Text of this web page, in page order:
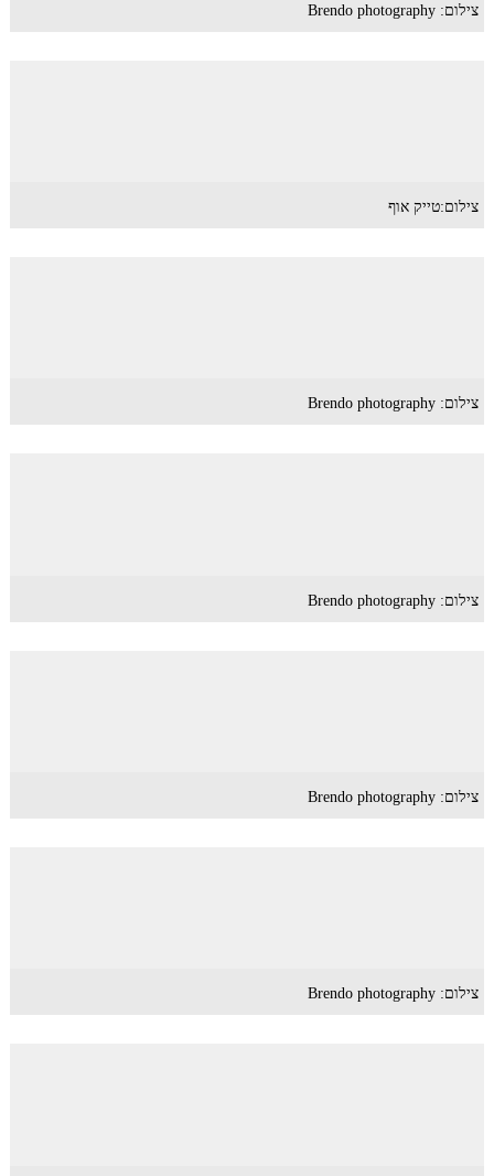
צילום: Brendo photography
צילום:טייק אוף
צילום: Brendo photography
צילום: Brendo photography
צילום: Brendo photography
צילום: Brendo photography